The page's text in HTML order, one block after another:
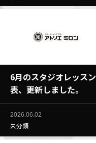
6月のスタジオレッスン
表、更新しました。
2026.06.02
未分類